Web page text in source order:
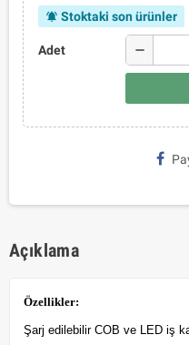
notifications_active Stoktaki son ürünler
Adet remove
Açıklama
Özellikler:
Şarj edilebilir COB ve LED iş